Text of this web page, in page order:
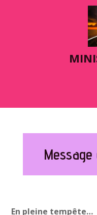
En pleine tempête…